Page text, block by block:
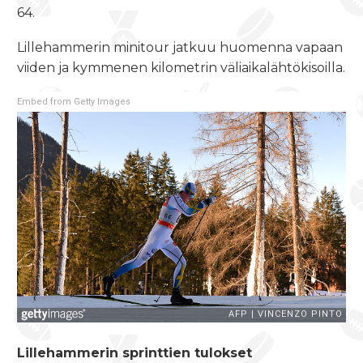
64.
Lillehammerin minitour jatkuu huomenna vapaan
viiden ja kymmenen kilometrin väliaikalähtökisoilla.
Embed from Getty Images
Lillehammerin sprinttien tulokset